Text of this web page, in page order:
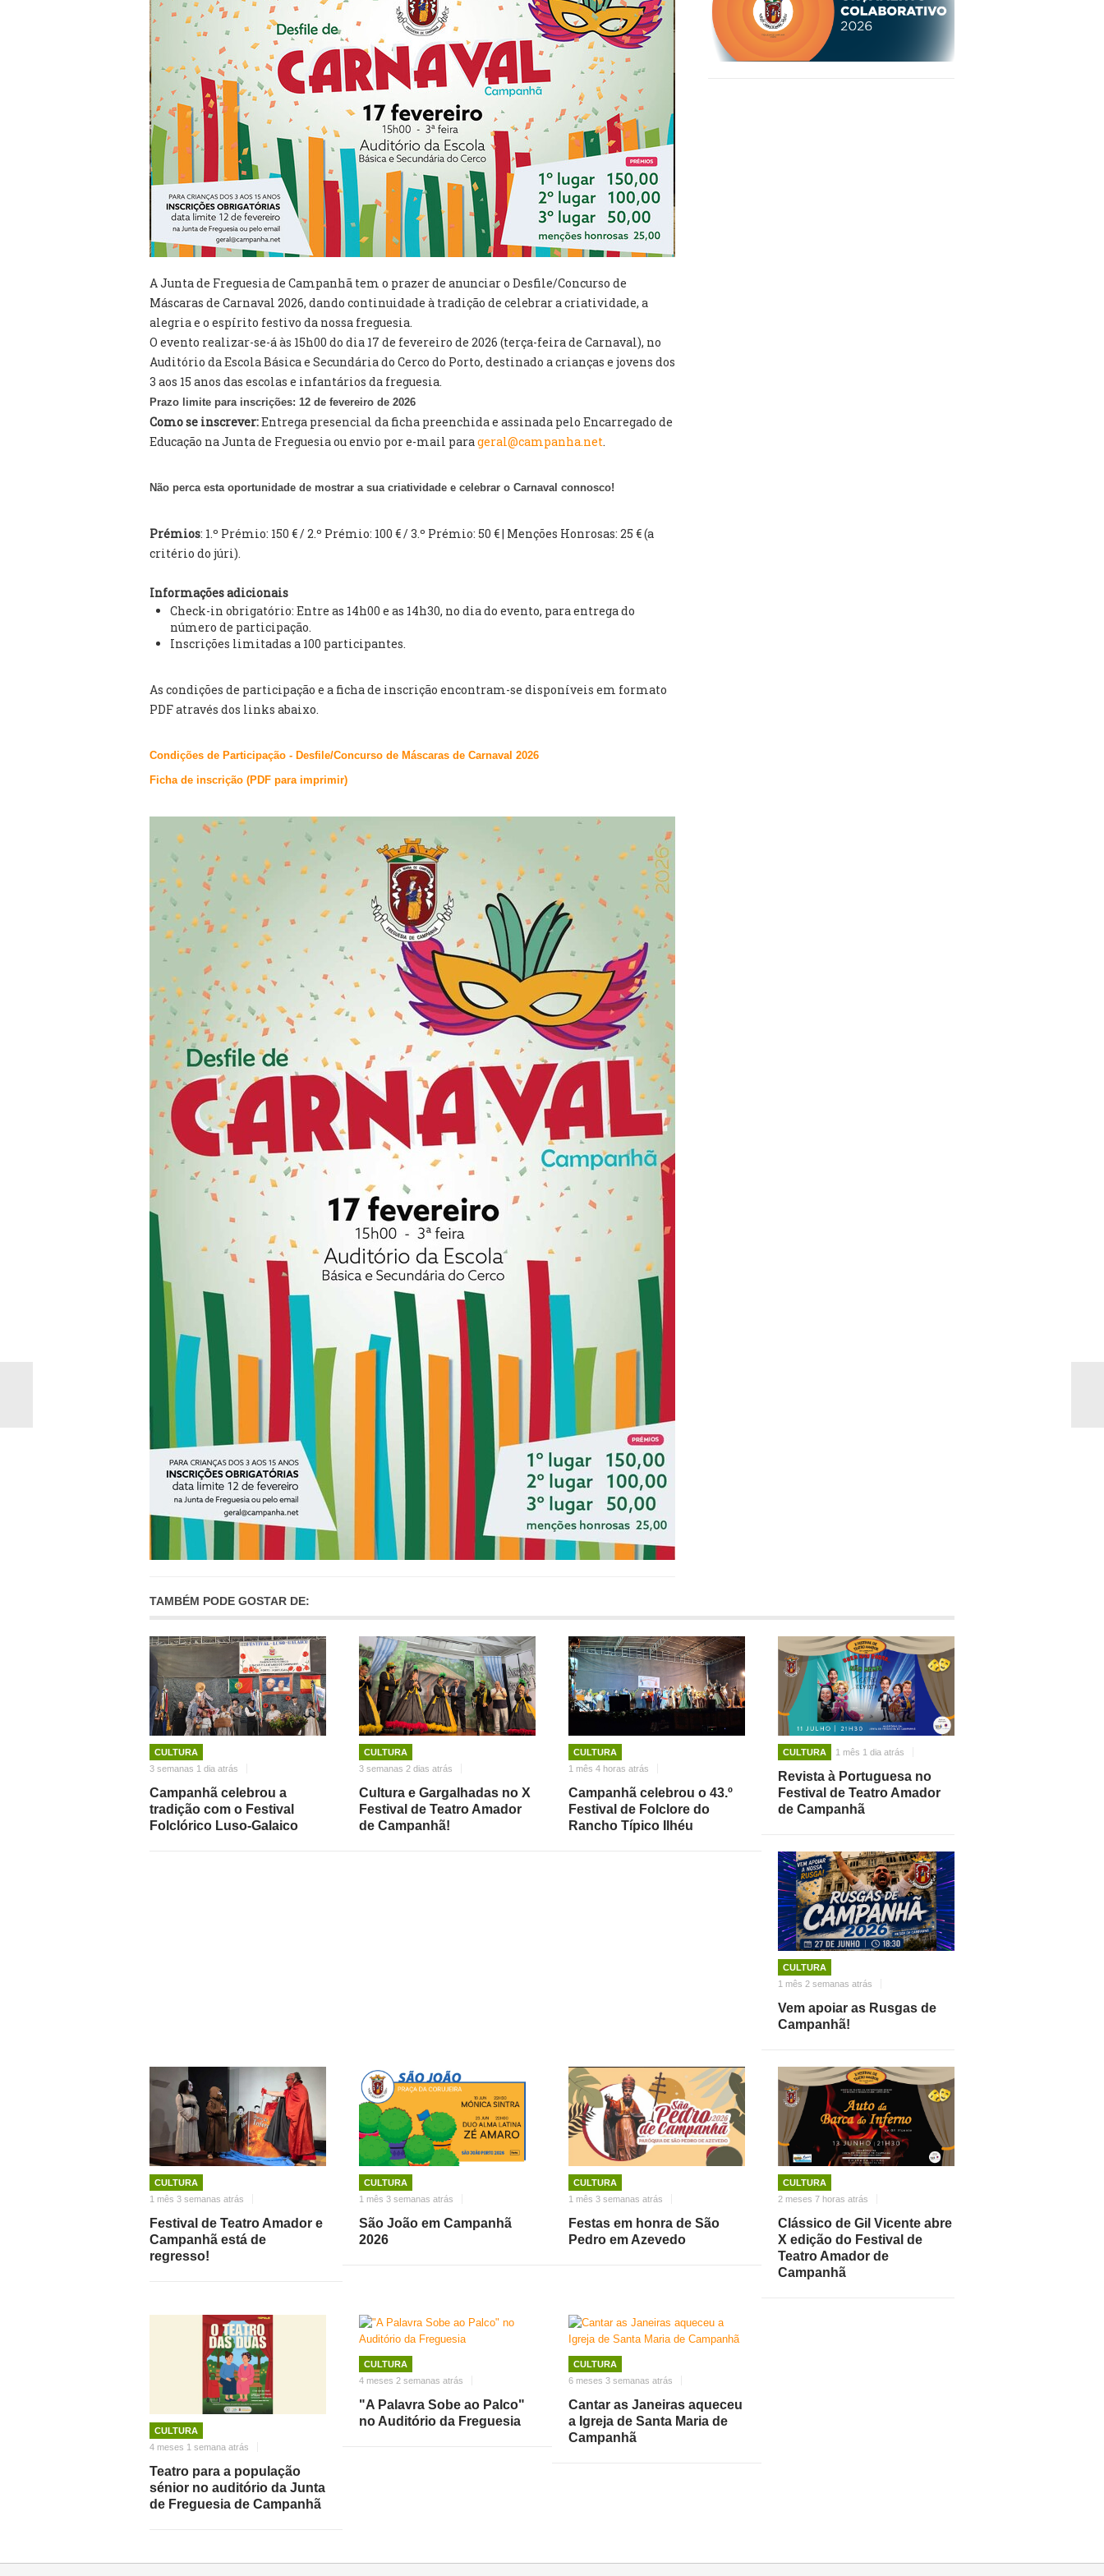
A Junta de Freguesia de Campanhã tem o prazer de anunciar o Desfile/Concurso de
Máscaras de Carnaval 2026, dando continuidade à tradição de celebrar a criatividade, a
alegria e o espírito festivo da nossa freguesia.
O evento realizar-se-á às 15h00 do dia 17 de fevereiro de 2026 (terça-feira de Carnaval), no
Auditório da Escola Básica e Secundária do Cerco do Porto, destinado a crianças e jovens dos
3 aos 15 anos das escolas e infantários da freguesia.
Prazo limite para inscrições: 12 de fevereiro de 2026
Como se inscrever:Entrega presencial da ficha preenchida e assinada pelo Encarregado de
Educação na Junta de Freguesia ou envio por e-mail parageral@campanha.net.
Não perca esta oportunidade de mostrar a sua criatividade e celebrar o Carnaval connosco!
Prémios: 1.º Prémio: 150 € / 2.º Prémio: 100 € / 3.º Prémio: 50 € | Menções Honrosas: 25 € (a
critério do júri).
Informações adicionais
Check-in obrigatório: Entre as 14h00 e as 14h30, no dia do evento, para entrega do
número de participação.
Inscrições limitadas a 100 participantes.
As condições de participação e a ficha de inscrição encontram-se disponíveis em formato
PDF através dos links abaixo.
Condições de Participação - Desfile/Concurso de Máscaras de Carnaval 2026
Ficha de inscrição (PDF para imprimir)
TAMBÉM PODE GOSTAR DE:
CULTURA
3 semanas 1 dia atrás
Campanhã celebrou a
tradição com o Festival
Folclórico Luso-Galaico
CULTURA
3 semanas 2 dias atrás
Cultura e Gargalhadas no X
Festival de Teatro Amador
de Campanhã!
CULTURA
1 mês 4 horas atrás
Campanhã celebrou o 43.º
Festival de Folclore do
Rancho Típico Ilhéu
CULTURA 1 mês 1 dia atrás
Revista à Portuguesa no
Festival de Teatro Amador
de Campanhã
CULTURA
1 mês 2 semanas atrás
Vem apoiar as Rusgas de
Campanhã!
CULTURA
1 mês 3 semanas atrás
Festival de Teatro Amador e
Campanhã está de
regresso!
CULTURA
1 mês 3 semanas atrás
São João em Campanhã
2026
CULTURA
1 mês 3 semanas atrás
Festas em honra de São
Pedro em Azevedo
CULTURA
2 meses 7 horas atrás
Clássico de Gil Vicente abre
X edição do Festival de
Teatro Amador de
Campanhã
CULTURA
4 meses 1 semana atrás
Teatro para a população
sénior no auditório da Junta
de Freguesia de Campanhã
CULTURA
4 meses 2 semanas atrás
"A Palavra Sobe ao Palco"
no Auditório da Freguesia
CULTURA
6 meses 3 semanas atrás
Cantar as Janeiras aqueceu
a Igreja de Santa Maria de
Campanhã